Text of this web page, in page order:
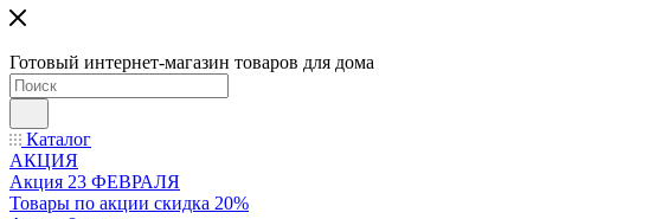
Готовый интернет-магазин товаров для дома
Каталог
АКЦИЯ
Акция 23 ФЕВРАЛЯ
Товары по акции скидка 20%